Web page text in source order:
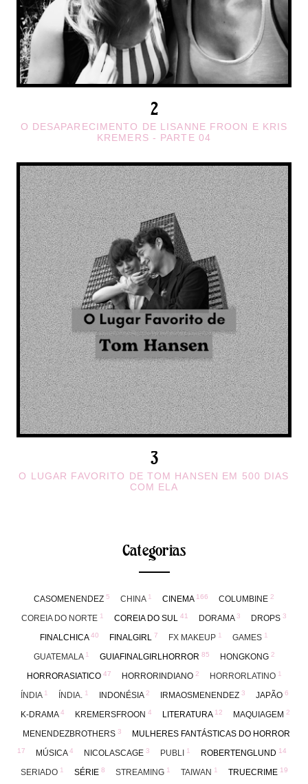
O DESAPARECIMENTO DE LISANNE FROON E KRIS
KREMERS - PARTE 04
O LUGAR FAVORITO DE TOM HANSEN EM 500 DIAS
COM ELA
Categorias
CASOMENENDEZ 5 CHINA 1 CINEMA 166 COLUMBINE 2
COREIA DO NORTE 1 COREIA DO SUL 41 DORAMA3 DROPS 3
FINALCHICA40 FINALGIRL 7 FX MAKEUP 1 GAMES 1
GUATEMALA 1 GUIAFINALGIRLHORROR 85 HONGKONG 2
HORRORASIATICO 47 HORRORINDIANO 2 HORRORLATINO 1
ÍNDIA 1 ÍNDIA. 1 INDONÉSIA 2 IRMAOSMENENDEZ 3 JAPÃO 6
K-DRAMA4 KREMERSFROON 4 LITERATURA 12 MAQUIAGEM 2
MENENDEZBROTHERS 3 MULHERES FANTÁSTICAS DO HORROR
17 MÚSICA4 NICOLASCAGE 3 PUBLI 1 ROBERTENGLUND 14
SERIADO 1 SÉRIE 8 STREAMING 1 TAIWAN 1 TRUECRIME 19